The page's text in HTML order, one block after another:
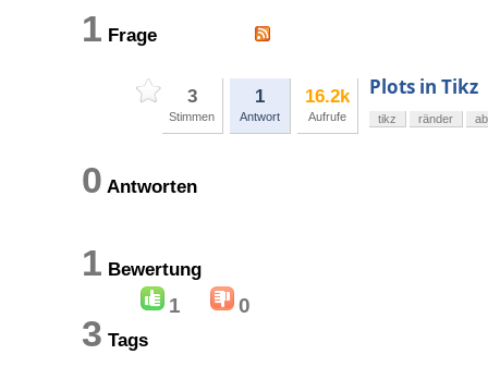
1 Frage
3
Stimmen
1
Antwort
16.2k
Aufrufe
Plots in Tikz
tikz ränder
0 Antworten
1 Bewertung
1 0
3 Tags